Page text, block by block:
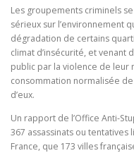
Les groupements criminels
sérieux sur l’environnement
dégradation de certains
climat d’insécurité, et venant
public par la violence de
consommation normalisée
d’eux.
Un rapport de l’Office Anti-
367 assassinats ou
France, que 173 villes